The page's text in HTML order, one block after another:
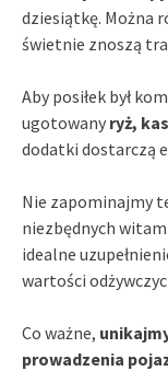
dziesiątkę. Można
świetnie znoszą
Aby posiłek był
ugotowany ryż,
dodatki dostarczą
Nie zapominajmy
niezbędnych
idealne
wartości
Co ważne,
prowadzenia